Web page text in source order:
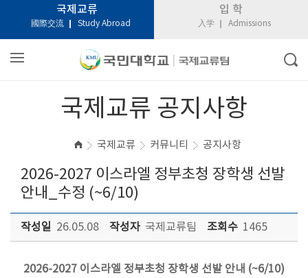
국제교류
國際交流 Study Abroad
입 학
入学 Admissions
국제교류 공지사항
국제교류 커뮤니티 공지사항
2026-2027 이스라엘 정부초청 장학생 선발
안내_수정 (~6/10)
작성일 26.05.08 작성자 국제교류팀 조회수 1465
2026-2027 이스라엘 정부초청 장학생 선발 안내 (~6/10)